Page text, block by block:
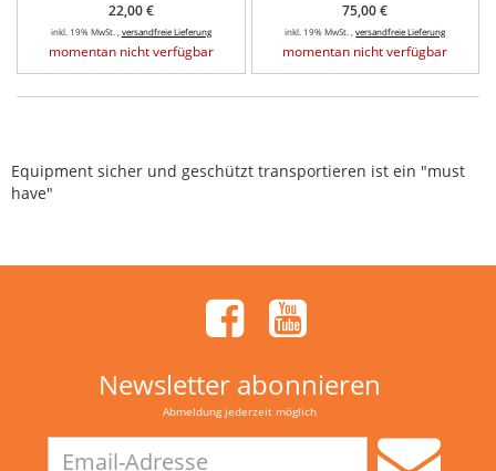
22,00 €
inkl. 19% MwSt. , versandfreie Lieferung
momentan nicht verfügbar
75,00 €
inkl. 19% MwSt. ,versandfreie Lieferung
momentan nicht verfügbar
Equipment sicher und geschützt transportieren ist ein "must
have"
Newsletter abonnieren
Abmeldung jederzeit möglich
Adresse